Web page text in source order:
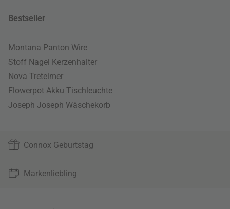
Bestseller
Montana Panton Wire
Stoff Nagel Kerzenhalter
Nova Treteimer
Flowerpot Akku Tischleuchte
Joseph Joseph Wäschekorb
Connox Geburtstag
Markenliebling